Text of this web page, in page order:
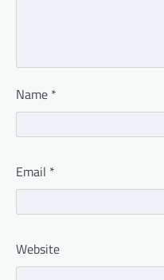
Name *
Email *
Website